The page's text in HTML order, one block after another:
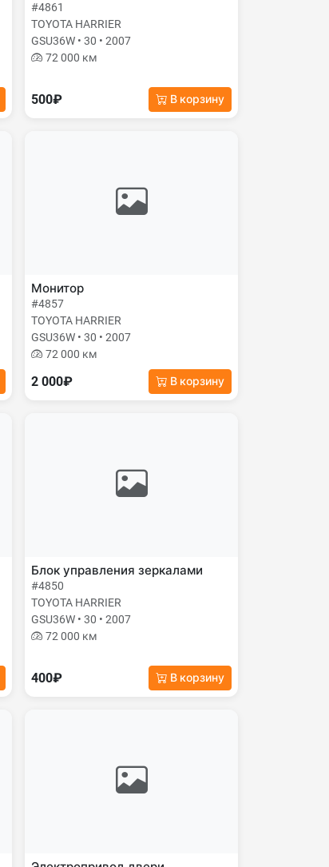
#4861
TOYOTA HARRIER
GSU36W • 30 • 2007
72 000 км
500₽ В корзину
Монитор
#4857
TOYOTA HARRIER
GSU36W • 30 • 2007
72 000 км
2 000₽ В корзину
Блок управления зеркалами
#4850
TOYOTA HARRIER
GSU36W • 30 • 2007
72 000 км
400₽ В корзину